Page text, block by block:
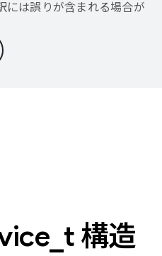
には誤りが含まれる場合が
t 構造